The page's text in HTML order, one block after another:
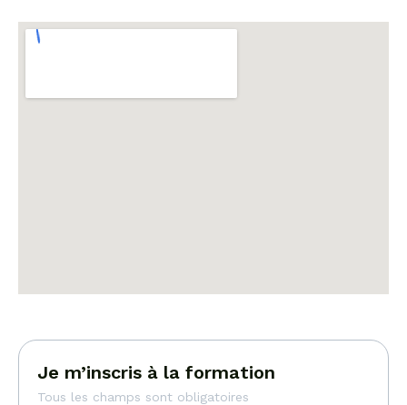
Je m’inscris à la formation
Tous les champs sont obligatoires